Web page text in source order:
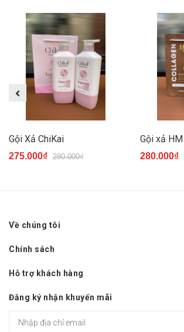
Gội Xả ChiKai
275.000₫ 280.000₫ 280.000₫
Về chúng tôi
Chính sách
Hỗ trợ khách hàng
Đăng ký nhận khuyến mãi